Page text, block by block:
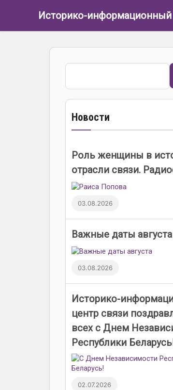
Историко-информационный
Поиск
Новости
Роль женщины в
отрасли связи.
03.08.2026
Важные даты августа
03.08.2026
Историко-
центр связи
всех с Днем
Республики
02.07.2026